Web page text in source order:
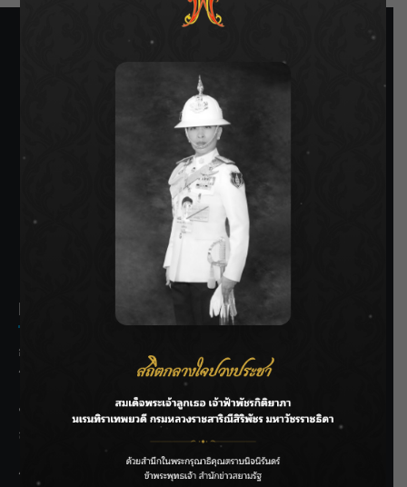
SIAMRATH VARIETY
THE BEST ENTERTAINMENT
Recent Posts
กรมชลฯ รับฟังประชาชน ติดตามแก้ปัญหาโครงการประตู
ระบายน้ำศรีสองรักฯ
‘แมน การิน’ แชร์ความเชื่อชวนคิด! “อยากกินอะไรหลังจาก
ลาโลกนี้ ให้ใส่บาตรสิ่งนั้นไว้ตอนยังมีชีวิต”
ราชเลขานุการในพระองค์ฯ ติดตามโครงการหุบกะพง–ห้วย